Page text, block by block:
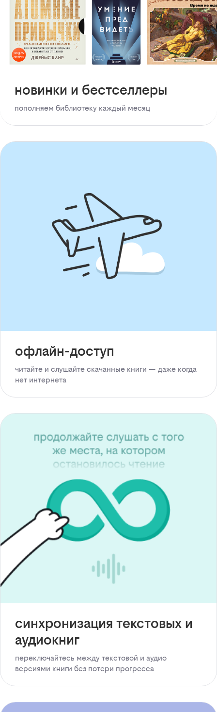
новинки и бестселлеры
пополняем библиотеку каждый месяц
офлайн-доступ
читайте и слушайте скачанные книги — даже когда
нет интернета
синхронизация текстовых и
аудиокниг
переключайтесь между текстовой и аудио
версиями книги без потери прогресса